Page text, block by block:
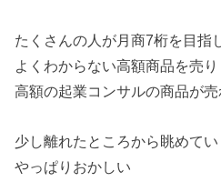
たくさんの人が月商7桁を目指
よくわからない高額商品を売
高額の起業コンサルの商品が売
少し離れたところから眺めて
やっぱりおかしい